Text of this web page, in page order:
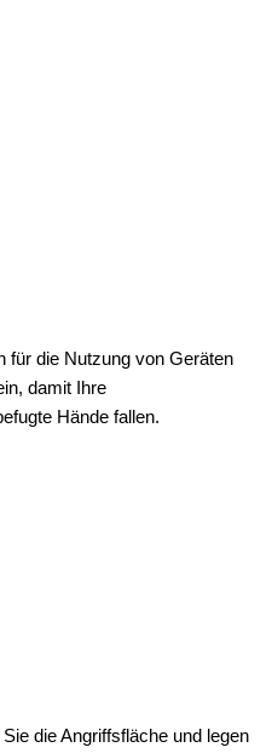
für die Nutzung von Geräten
damit Ihre
Hände fallen.
die Angriffsfläche und legen